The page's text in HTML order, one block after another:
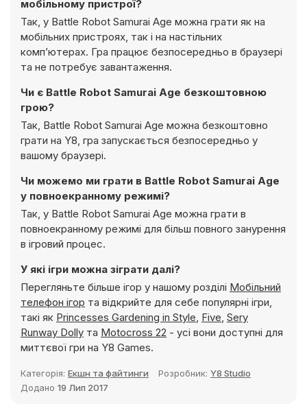
мобільному пристрої?
Так, у Battle Robot Samurai Age можна грати як на
мобільних пристроях, так і на настільних
комп’ютерах. Гра працює безпосередньо в браузері
та не потребує завантаження.
Чи є Battle Robot Samurai Age безкоштовною
грою?
Так, Battle Robot Samurai Age можна безкоштовно
грати на Y8, гра запускається безпосередньо у
вашому браузері.
Чи можемо ми грати в Battle Robot Samurai Age
у повноекранному режимі?
Так, у Battle Robot Samurai Age можна грати в
повноекранному режимі для більш повного занурення
в ігровий процес.
У які ігри можна зіграти далі?
Перегляньте більше ігор у нашому розділі Мобільний
телефон ігор та відкрийте для себе популярні ігри,
такі як Princesses Gardening in Style, Five, Sery
Runway Dolly та Motocross 22 - усі вони доступні для
миттєвої гри на Y8 Games.
Категорія: Екшн та файтинги Розробник: Y8 Studio
Додано 19 Лип 2017